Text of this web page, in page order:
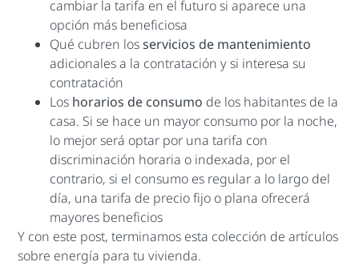
cambiar la tarifa en el futuro si aparece una
opción más beneficiosa
Qué cubren losservicios de mantenimiento
adicionales a la contratación y si interesa su
contratación
Los horarios de consumo de los habitantes de la
casa. Si se hace un mayor consumo por la noche,
lo mejor será optar por una tarifa con
discriminación horaria o indexada, por el
contrario, si el consumo es regular a lo largo del
día, una tarifa de precio fijo o plana ofrecerá
mayores beneficios
Y con este post, terminamos esta colección de artículos
sobre energía para tu vivienda.